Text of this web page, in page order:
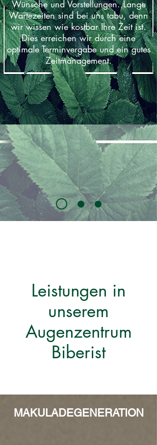
Wünsche und Vorstellungen. Lange
Wartezeiten sind bei uns tabu, denn
wir wissen wie kostbar Ihre Zeit ist.
Dies erreichen wir durch eine
optimale Terminvergabe und ein gutes
Zeitmanagement.
Leistungen in
unserem
Augenzentrum
Biberist
MAKULADEGENERATION